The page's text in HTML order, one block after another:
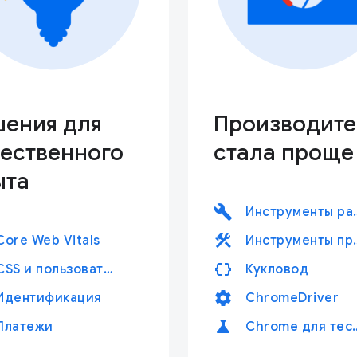
для
Web Vitals
CSS и пользовательский интерфейс, CSS и пользовательский интерфейс, CSS и пользовательский интерфейс
стала проще
build
construction
data_object Кукловод
settings ChromeDriver
science Chrome